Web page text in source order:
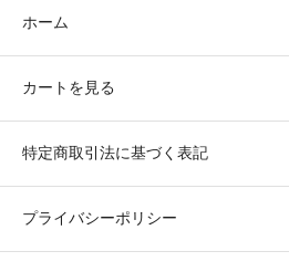
ホーム
カートを見る
特定商取引法に基づく表記
プライバシーポリシー